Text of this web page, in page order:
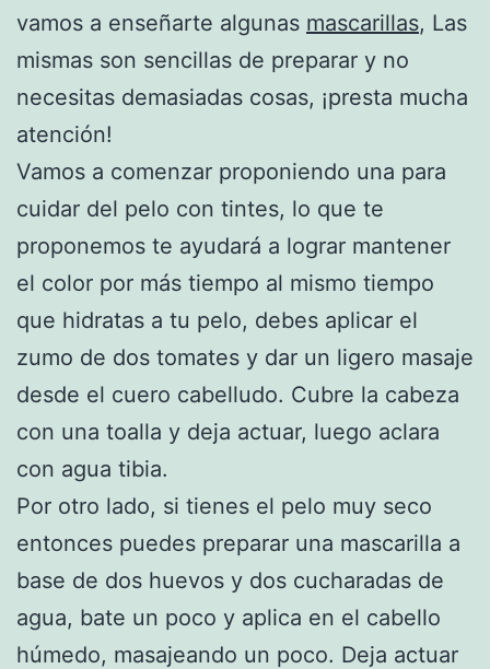
vamos a enseñarte algunas mascarillas, Las
mismas son sencillas de preparar y no
necesitas demasiadas cosas, ¡presta mucha
atención!
Vamos a comenzar proponiendo una para
cuidar del pelo con tintes, lo que te
proponemos te ayudará a lograr mantener
el color por más tiempo al mismo tiempo
que hidratas a tu pelo, debes aplicar el
zumo de dos tomates y dar un ligero masaje
desde el cuero cabelludo. Cubre la cabeza
con una toalla y deja actuar, luego aclara
con agua tibia.
Por otro lado, si tienes el pelo muy seco
entonces puedes preparar una mascarilla a
base de dos huevos y dos cucharadas de
agua, bate un poco y aplica en el cabello
húmedo, masajeando un poco. Deja actuar